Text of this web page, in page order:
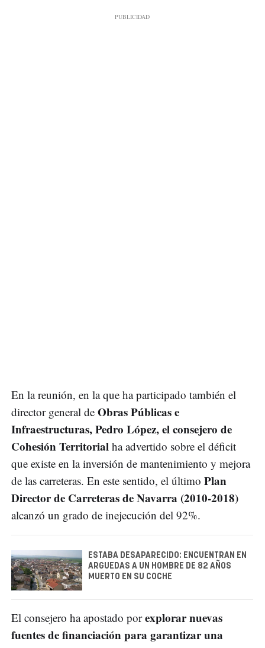
En la reunión, en la que ha participado también el
director general de Obras Públicas e
Infraestructuras, Pedro López, el consejero de
Cohesión Territorial ha advertido sobre el déficit
que existe en la inversión de mantenimiento y mejora
de las carreteras. En este sentido, el último Plan
Director de Carreteras de Navarra (2010-2018)
alcanzó un grado de inejecución del 92%.
ESTABA DESAPARECIDO: ENCUENTRAN EN
ARGUEDAS A UN HOMBRE DE 82 AÑOS
MUERTO EN SU COCHE
El consejero ha apostado porexplorar nuevas
fuentes de financiación para garantizar una